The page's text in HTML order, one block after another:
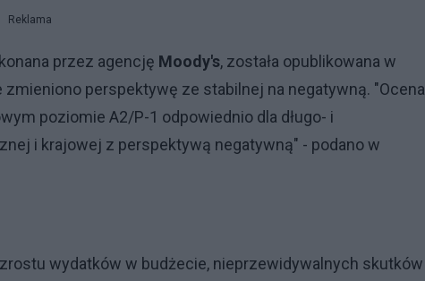
Reklama
przez agencję Moody's, została opublikowana w
zmieniono perspektywę ze stabilnej na negatywną. "Ocena
poziomie A2/P-1 odpowiednio dla długo- i
i krajowej z perspektywą negatywną" - podano w
wydatków w budżecie, nieprzewidywalnych skutków